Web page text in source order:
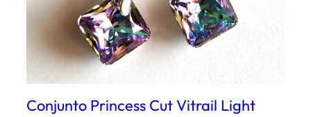
Conjunto Princess Cut Vitrail Light